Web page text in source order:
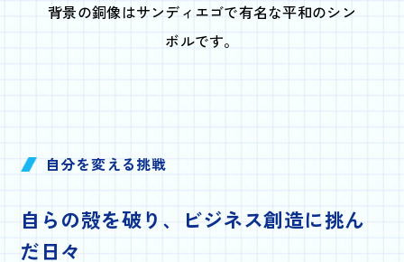
背景の銅像はサンディエゴで有名な平和のシン
ボルです。
自分を変える挑戦
自らの殻を破り、
ビジネス創造に挑ん
だ日々